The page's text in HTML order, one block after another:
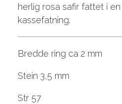
herlig rosa safir fattet i en
kassefatning.
Bredde ring ca 2 mm
Stein 3,5 mm
Str 57